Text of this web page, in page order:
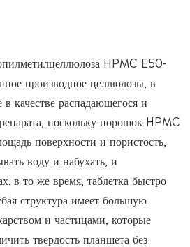
HPMC E50-
производное целлюлозы, в
качестве распадающегося и
поскольку порошок HPMC
поверхности и пористость,
воду и набухать, и
в то же время, таблетка быстро
структура имеет большую
и частицами, которые
твердость планшета без